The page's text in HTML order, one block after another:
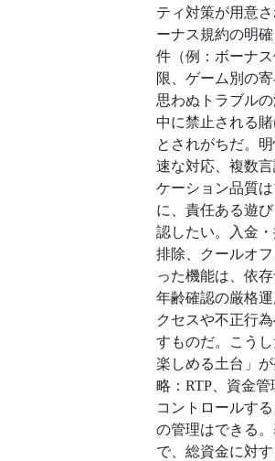
ティ対策が用意
ーナス規約の明
件（例：ボーナ
限、ゲーム別の
思わぬトラブル
中に禁止される
とされがちだ。
速な対応、複数
ケーション品質
に、責任ある遊び
認したい。入金
排除、クールオ
った機能は、依
年齢確認の厳格
クセスや不正行
すものだ。こう
楽しめる土台」
略：RTP、資金
コントロールす
の管理はできる
で、総資金に対